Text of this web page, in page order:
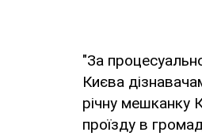
"За
Києва
річну мешканку
проїзду в